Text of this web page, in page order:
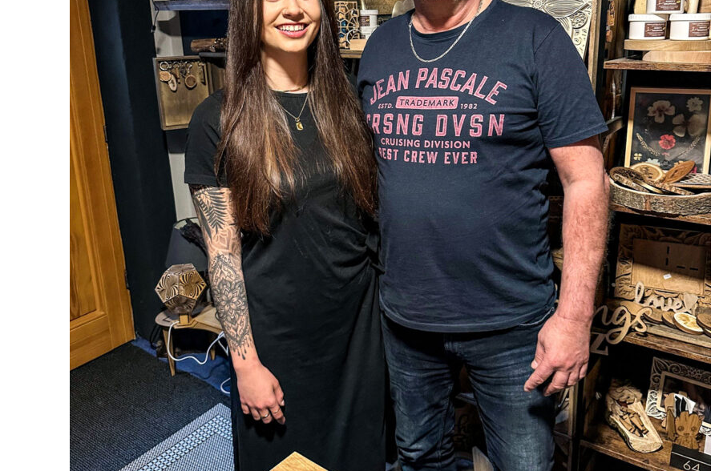
Händchen für Selbstgemachtes. „Seit ich denken kann, hat sich Papa für
handwerkliche Projekte begeistert. Er hat zum Beispiel
Weihnachtskrippen gefertigt und war immer gern dabei, wenn es um
eine Bastelei ging“, erklärt Theresa. Hauptberuflich ist er als
Rotationsdrucker beschäftigt, Theresa ist gelernte Grafikerin. Als die
Pandemie anfing, Kurzarbeit und der Lockdown kamen und beide mehr
Zeit hatten, fing auch das gemeinsame Arbeiten an diversen Projekten
an.
Schnell merkten beide, wie viel Spaß sie an diesen Tätigkeiten haben.
„Von Papa lernen zu können, ist für mich ein Geschenk“, erklärt Theresa.
Marco brachte seiner Tochter viel neues Wissen über das Arbeiten mit
Holz und Kunstharz bei. Bald wurde der erste Laser gekauft, mit welchem
man Sachen gravieren und individuelle Stücke herstellen konnte. Die
Begeisterung von Vater und Tochter steigerte sich mit jedem
gemeinsamen Projekt – und nicht nur die Maschinen, sondern auch die
Verkäufe wurden schnell mehr. Dennoch hegten anfangs beide Zweifel:
„Ein zweites Standbein aufbauen beziehungsweise in solchen
Krisenzeiten selbstständig sein… macht das überhaupt Sinn?“ Doch
manchmal dürfe man nicht zu viel denken, sondern müsse einfach das
machen, was man liebt und was einem gut tut, erklären Marco und
Theresa. Gesagt, getan – auf die Anmeldung für ein Kleinunternehmen